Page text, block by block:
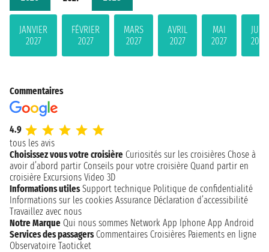
JANVIER
2027
FÉVRIER
2027
MARS
2027
AVRIL
2027
MAI
2027
JUIN
2027
Commentaires
4.9
tous les avis
Choisissez vous votre croisière Curiosités sur les croisières Chose à
avoir d’abord partir Conseils pour votre croisière Quand partir en
croisière Excursions Video 3D
Informations utiles Support technique Politique de confidentialité
Informations sur les cookies Assurance Déclaration d’accessibilité
Travaillez avec nous
Notre Marque Qui nous sommes Network App Iphone App Android
Services des passagers Commentaires Croisières Paiements en ligne
Observatoire Taoticket